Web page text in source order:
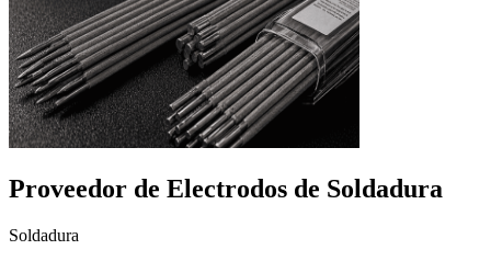
Proveedor de Electrodos de Soldadura
Soldadura